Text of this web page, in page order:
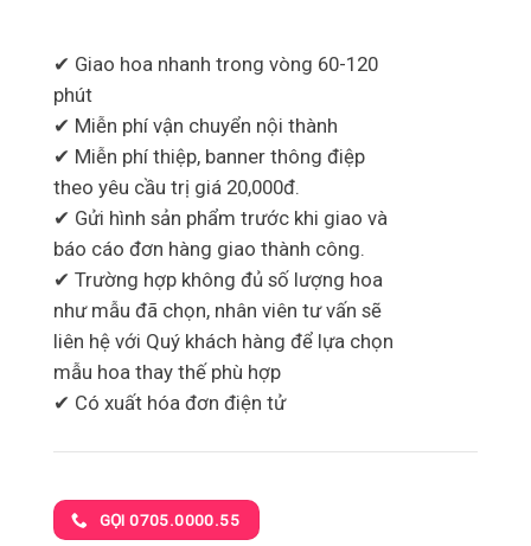
✔ Giao hoa nhanh trong vòng 60-120
phút
✔ Miễn phí vận chuyển nội thành
✔ Miễn phí thiệp, banner thông điệp
theo yêu cầu trị giá 20,000đ.
✔ Gửi hình sản phẩm trước khi giao và
báo cáo đơn hàng giao thành công.
✔ Trường hợp không đủ số lượng hoa
như mẫu đã chọn, nhân viên tư vấn sẽ
liên hệ với Quý khách hàng để lựa chọn
mẫu hoa thay thế phù hợp
✔ Có xuất hóa đơn điện tử
GỌI 0705.0000.55